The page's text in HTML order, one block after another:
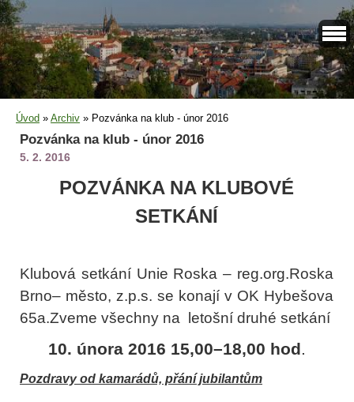
Úvod » Archiv » Pozvánka na klub - únor 2016
Pozvánka na klub - únor 2016
5. 2. 2016
POZVÁNKA NA KLUBOVÉ
SETKÁNÍ
Klubová setkání Unie Roska – reg.org.Roska
Brno– město, z.p.s. se konají v OK Hybešova
65a.Zveme všechny na letošní druhé setkání
10. února 2016 15,00–18,00 hod.
Pozdravy od kamarádů, přání jubilantům